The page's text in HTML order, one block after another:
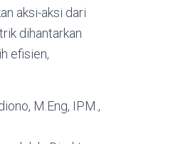
aksi-aksi dari
dihantarkan
efisien,
M.Eng, IPM.,